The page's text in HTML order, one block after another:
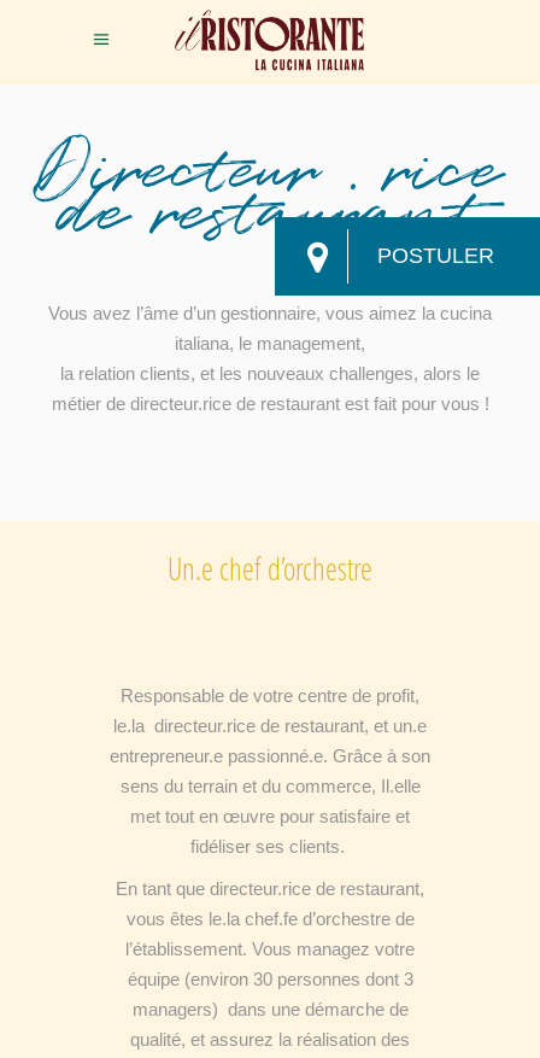
Directeur . rice
de restaurant
Vous avez l’âme d’un gestionnaire, vous aimez la cucina
italiana, le management,
la relation clients, et les nouveaux challenges, alors le
métier de directeur.rice de restaurant est fait pour vous !
Un.e chef d’orchestre
Responsable de votre centre de profit,
le.la directeur.rice de restaurant, et un.e
entrepreneur.e passionné.e. Grâce à son
sens du terrain et du commerce, Il.elle
met tout en œuvre pour satisfaire et
fidéliser ses clients.
En tant que directeur.rice de restaurant,
vous êtes le.la chef.fe d’orchestre de
l’établissement. Vous managez votre
équipe (environ 30 personnes dont 3
managers) dans une démarche de
qualité, et assurez la réalisation des
POSTULER